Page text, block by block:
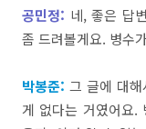
공민정: 네,좋은 답변
좀 드려볼게요. 병수
박봉준: 그 글에 대해
게 없다는 거였어요.